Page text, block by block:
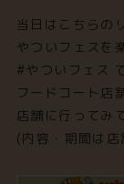
当日はこちらの
やついフェスを
#やついフェス
フードコート店
店舗に行ってみ
(内容・期間は